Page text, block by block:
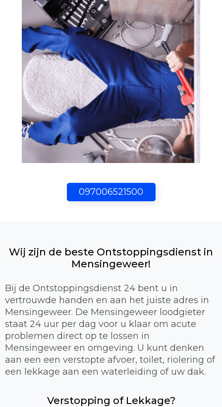
097006521500
Wij zijn de beste Ontstoppingsdienst in
Mensingeweer!
Bij de Ontstoppingsdienst 24 bent u in
vertrouwde handen en aan het juiste adres in
Mensingeweer. De Mensingeweer loodgieter
staat 24 uur per dag voor u klaar om acute
problemen direct op te lossen in
Mensingeweer en omgeving. U kunt denken
aan een een verstopte afvoer, toilet, riolering of
een lekkage aan een waterleiding of uw dak.
Verstopping of Lekkage?